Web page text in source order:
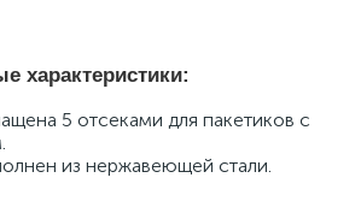
характеристики:
5 отсеками для пакетиков с
из нержавеющей стали.